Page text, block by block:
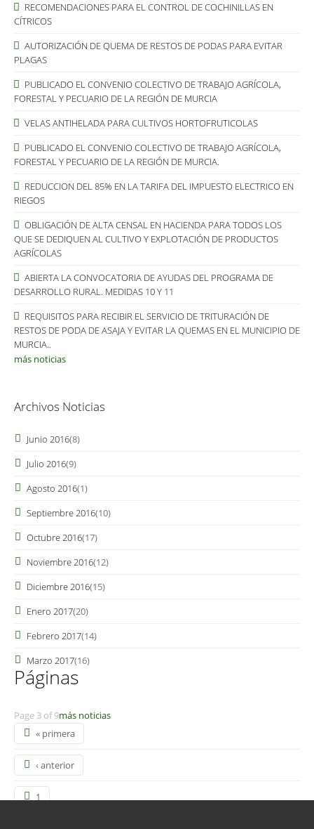
RECOMENDACIONES PARA EL CONTROL DE COCHINILLAS EN
CÍTRICOS
AUTORIZACIÓN DE QUEMA DE RESTOS DE PODAS PARA EVITAR
PLAGAS
PUBLICADO EL CONVENIO COLECTIVO DE TRABAJO AGRÍCOLA,
FORESTAL Y PECUARIO DE LA REGIÓN DE MURCIA
VELAS ANTIHELADA PARA CULTIVOS HORTOFRUTICOLAS
PUBLICADO EL CONVENIO COLECTIVO DE TRABAJO AGRÍCOLA,
FORESTAL Y PECUARIO DE LA REGIÓN DE MURCIA.
REDUCCION DEL 85% EN LA TARIFA DEL IMPUESTO ELECTRICO EN
RIEGOS
OBLIGACIÓN DE ALTA CENSAL EN HACIENDA PARA TODOS LOS
QUE SE DEDIQUEN AL CULTIVO Y EXPLOTACIÓN DE PRODUCTOS
AGRÍCOLAS
ABIERTA LA CONVOCATORIA DE AYUDAS DEL PROGRAMA DE
DESARROLLO RURAL. MEDIDAS 10 Y 11
REQUISITOS PARA RECIBIR EL SERVICIO DE TRITURACIÓN DE
RESTOS DE PODA DE ASAJA Y EVITAR LA QUEMAS EN EL MUNICIPIO DE
MURCIA..
más noticias
Archivos Noticias
Junio 2016(8)
Julio 2016(9)
Agosto 2016(1)
Septiembre 2016(10)
Octubre 2016(17)
Noviembre 2016(12)
Diciembre 2016(15)
Enero 2017(20)
Febrero 2017(14)
Marzo 2017(16)
Páginas
Page 3 of 9
« primera
‹ anterior
1
más noticias